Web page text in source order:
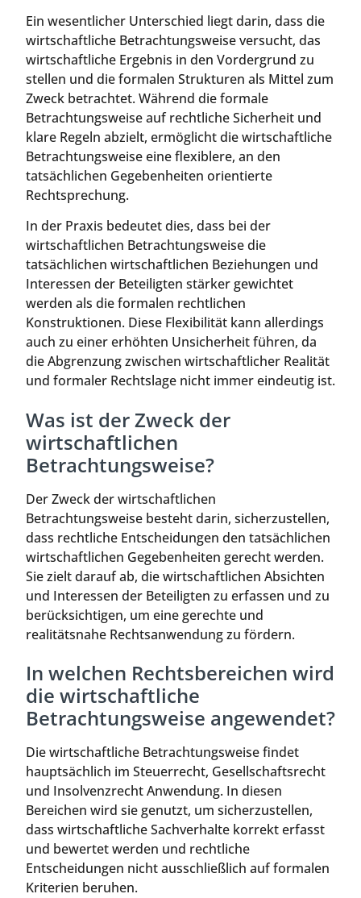
Ein wesentlicher Unterschied liegt darin, dass die
wirtschaftliche Betrachtungsweise versucht, das
wirtschaftliche Ergebnis in den Vordergrund zu
stellen und die formalen Strukturen als Mittel zum
Zweck betrachtet. Während die formale
Betrachtungsweise auf rechtliche Sicherheit und
klare Regeln abzielt, ermöglicht die wirtschaftliche
Betrachtungsweise eine flexiblere, an den
tatsächlichen Gegebenheiten orientierte
Rechtsprechung.
In der Praxis bedeutet dies, dass bei der
wirtschaftlichen Betrachtungsweise die
tatsächlichen wirtschaftlichen Beziehungen und
Interessen der Beteiligten stärker gewichtet
werden als die formalen rechtlichen
Konstruktionen. Diese Flexibilität kann allerdings
auch zu einer erhöhten Unsicherheit führen, da
die Abgrenzung zwischen wirtschaftlicher Realität
und formaler Rechtslage nicht immer eindeutig ist.
Was ist der Zweck der
wirtschaftlichen
Betrachtungsweise?
Der Zweck der wirtschaftlichen
Betrachtungsweise besteht darin, sicherzustellen,
dass rechtliche Entscheidungen den tatsächlichen
wirtschaftlichen Gegebenheiten gerecht werden.
Sie zielt darauf ab, die wirtschaftlichen Absichten
und Interessen der Beteiligten zu erfassen und zu
berücksichtigen, um eine gerechte und
realitätsnahe Rechtsanwendung zu fördern.
In welchen Rechtsbereichen wird
die wirtschaftliche
Betrachtungsweise angewendet?
Die wirtschaftliche Betrachtungsweise findet
hauptsächlich im Steuerrecht, Gesellschaftsrecht
und Insolvenzrecht Anwendung. In diesen
Bereichen wird sie genutzt, um sicherzustellen,
dass wirtschaftliche Sachverhalte korrekt erfasst
und bewertet werden und rechtliche
Entscheidungen nicht ausschließlich auf formalen
Kriterien beruhen.